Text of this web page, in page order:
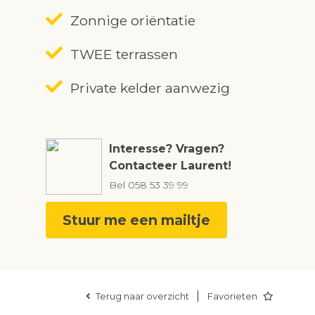
Zonnige oriëntatie
TWEE terrassen
Private kelder aanwezig
Interesse? Vragen?
Contacteer Laurent!
Bel 058 53 39 99
Stuur me een mailtje
Terug naar overzicht Favorieten